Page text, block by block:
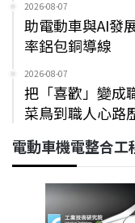
2026-08-07
助電動車與AI發
率鋁包銅導線
2026-08-07
把「喜歡」變成
菜鳥到職人心路
電動車機電整合工